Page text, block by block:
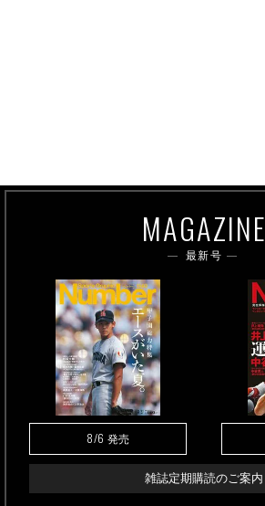
MAGAZINE
最新号
8/6 発売
雑誌定期購読のご案内